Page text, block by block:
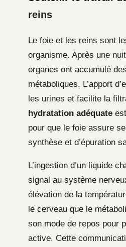
reins
Le foie et les reins sont
organisme. Après une
organes ont accumulé
métaboliques. L’apport
les urines et facilite la
hydratation adéquate
pour que le foie assure
synthèse et d’épuration
L’ingestion d’un liquide
signal au système
élévation de la
le cerveau que le
son mode de repos pour
active. Cette